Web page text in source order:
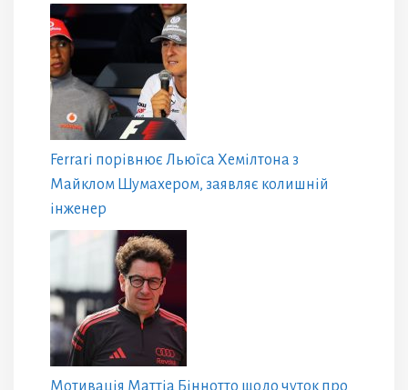
Ferrari порівнює Льюїса Хемілтона з
Майклом Шумахером, заявляє колишній
інженер
Мотивація Маттіа Біннотто щодо чуток про